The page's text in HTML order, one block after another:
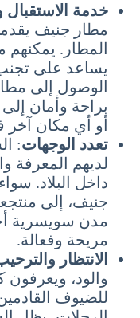
خدمة الاستقبال
مطار جنيف
المطار.
يساعد على تجنب
الوصول إلى
براحة وأمان
أو أي مكان
تعدد الوجهات:
لديهم المعرفة
داخل البلاد.
جنيف، إلى
مدن سويسرية
مريحة وفعالة.
الانتظار
والود،
للضيوف